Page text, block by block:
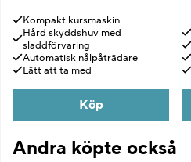
Kompakt kursmaskin
Hård skyddshuv med
sladdförvaring
Automatisk nålpåträdare
Lätt att ta med
Köp
Andra köpte också